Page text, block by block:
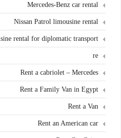
Mercedes-Benz car rental
Nissan Patrol limousine rental
rental for diplomatic transport
re
Rent a cabriolet – Mercedes
Rent a Family Van in Egypt
Rent a Van
Rent an American car